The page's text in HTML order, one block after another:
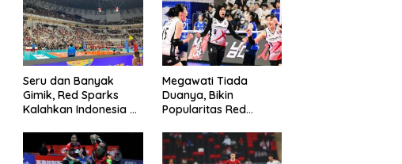
Seru dan Banyak
Gimik, Red Sparks
Kalahkan Indonesia All
Megawati Tiada
Duanya, Bikin
Popularitas Red